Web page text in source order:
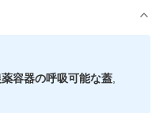
薬容器の呼吸可能な蓋